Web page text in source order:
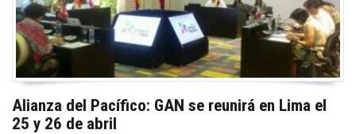
Alianza del Pacífico: GAN se reunirá en Lima el
25 y 26 de abril